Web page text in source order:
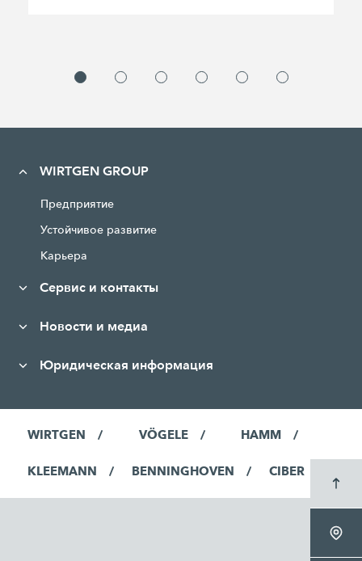
WIRTGEN GROUP
Предприятие
Устойчивое развитие
Карьера
Сервис и контакты
Новости и медиа
Юридическая информация
WIRTGEN VÖGELE HAMM
KLEEMANN BENNINGHOVEN CIBER